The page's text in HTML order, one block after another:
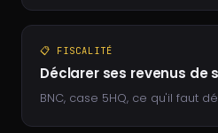
📋 FISCALITÉ
Déclarer ses revenus de
BNC, case 5HQ, ce qu'il faut